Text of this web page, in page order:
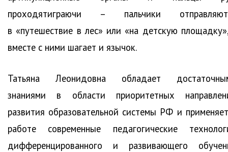
проходятиграючи – пальчики
в «путешествие в лес» или «на детскую
вместе с ними шагает и язычок.
Татьяна Леонидовна обладает
знаниями в области приоритетных
развития образовательной системы РФ и
работе современные педагогические
дифференцированного и развивающего